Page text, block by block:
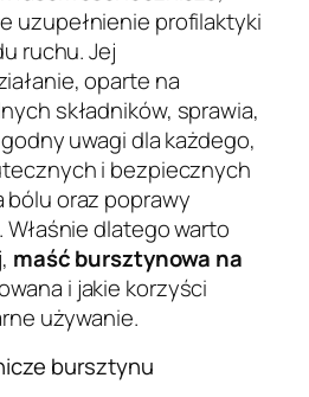
uzupełnienie profilaktyki
ruchu. Jej
oparte na
składników, sprawia,
uwagi dla każdego,
i bezpiecznych
bólu oraz poprawy
dlatego warto
maść bursztynowa na
i jakie korzyści
używanie.
bursztynu